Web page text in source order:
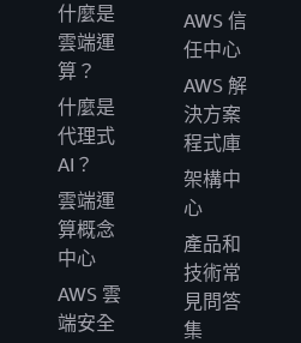
什麼是
雲端運
算？
什麼是
代理式
AI？
雲端運
算概念
中心
AWS 雲
端安全
AWS 信
任中心
AWS 解
決方案
程式庫
架構中
心
產品和
技術常
見問答
集